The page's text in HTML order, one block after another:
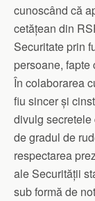
cunoscând că
cetățean din
Securitate prin
persoane,
În colaborarea
fiu sincer și
divulg
de gradul de
respectarea
ale Securității
sub formă de